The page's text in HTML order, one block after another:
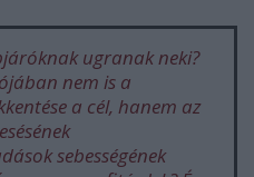
ugranak neki?
nem is a
a cél, hanem az
sebességének